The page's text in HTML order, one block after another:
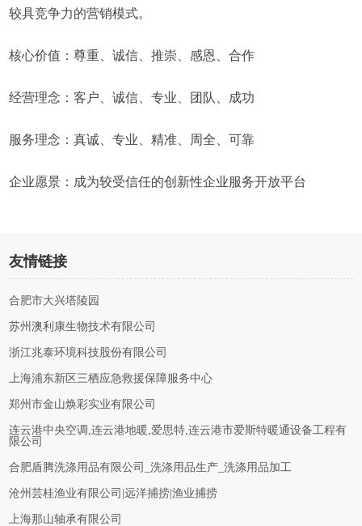
较具竞争力的营销模式。
核心价值：尊重、诚信、推崇、感恩、合作
经营理念：客户、诚信、专业、团队、成功
服务理念：真诚、专业、精准、周全、可靠
企业愿景：成为较受信任的创新性企业服务开放平台
友情链接
合肥市大兴塔陵园
苏州澳利康生物技术有限公司
浙江兆泰环境科技股份有限公司
上海浦东新区三栖应急救援保障服务中心
郑州市金山焕彩实业有限公司
连云港中央空调,连云港地暖,爱思特,连云港市爱斯特暖通设备工程有
限公司
合肥盾腾洗涤用品有限公司_洗涤用品生产_洗涤用品加工
沧州芸桂渔业有限公司|远洋捕捞|渔业捕捞
上海那山轴承有限公司